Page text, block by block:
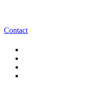
Contact